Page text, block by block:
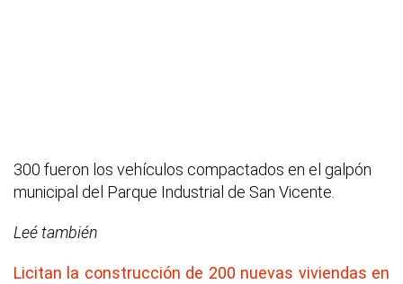
300 fueron los vehículos compactados en el galpón
municipal del Parque Industrial de San Vicente.
Leé también
Licitan la construcción de 200 nuevas viviendas en